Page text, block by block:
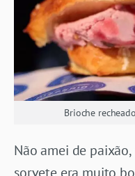
Brioche
Não amei de